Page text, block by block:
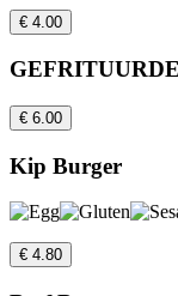
€ 4.00
€ 6.00
Kip Burger
€ 4.80